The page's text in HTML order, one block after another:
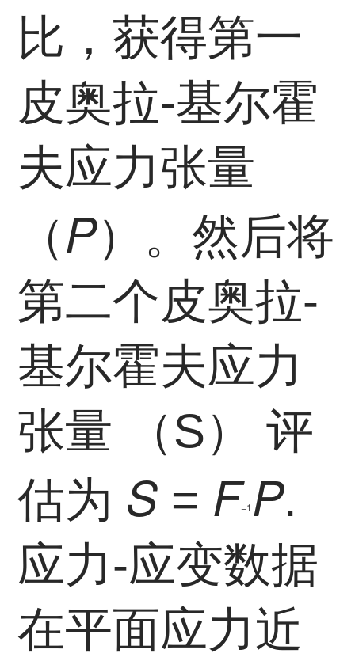
比，获得第一
皮奥拉-基尔霍
夫应力张量
（P）。然后将
第二个皮奥拉-
基尔霍夫应力
张量 （S） 评
估为 S = F−1 P.
应力-应变数据
在平面应力近